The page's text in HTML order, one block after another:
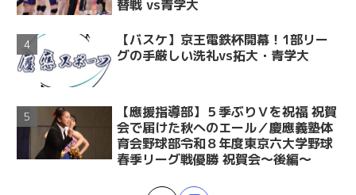
替戦 vs青学大
【バスケ】京王電鉄杯開幕！1部リー
グの手厳しい洗礼vs拓大・青学大
【應援指導部】５季ぶりＶを祝福 祝賀
会で届けた秋へのエール／慶應義塾体
育会野球部令和８年度東京六大学野球
春季リーグ戦優勝 祝賀会～後編～